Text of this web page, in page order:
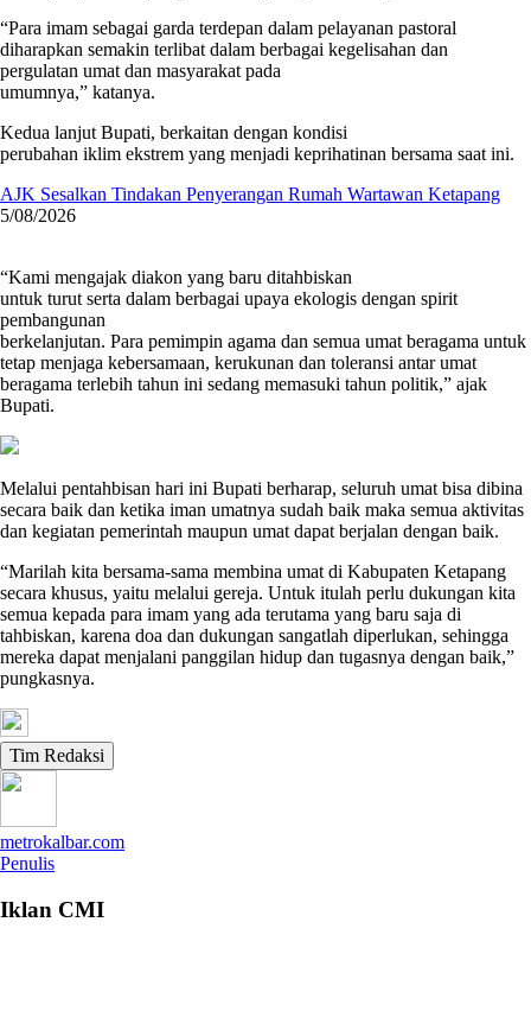
“Para imam sebagai garda terdepan dalam pelayanan pastoral
diharapkan semakin terlibat dalam berbagai kegelisahan dan
pergulatan umat dan masyarakat pada
umumnya,” katanya.
Kedua lanjut Bupati, berkaitan dengan kondisi
perubahan iklim ekstrem yang menjadi keprihatinan bersama saat ini.
AJK Sesalkan Tindakan Penyerangan Rumah Wartawan Ketapang
5/08/2026
“Kami mengajak diakon yang baru ditahbiskan
untuk turut serta dalam berbagai upaya ekologis dengan spirit
pembangunan
berkelanjutan. Para pemimpin agama dan semua umat beragama untuk
tetap menjaga kebersamaan, kerukunan dan toleransi antar umat
beragama terlebih tahun ini sedang memasuki tahun politik,” ajak
Bupati.
Melalui pentahbisan hari ini Bupati berharap, seluruh umat bisa dibina
secara baik dan ketika iman umatnya sudah baik maka semua aktivitas
dan kegiatan pemerintah maupun umat dapat berjalan dengan baik.
“Marilah kita bersama-sama membina umat di Kabupaten Ketapang
secara khusus, yaitu melalui gereja. Untuk itulah perlu dukungan kita
semua kepada para imam yang ada terutama yang baru saja di
tahbiskan, karena doa dan dukungan sangatlah diperlukan, sehingga
mereka dapat menjalani panggilan hidup dan tugasnya dengan baik,”
pungkasnya.
Tim Redaksi
metrokalbar.com
Penulis
Iklan CMI